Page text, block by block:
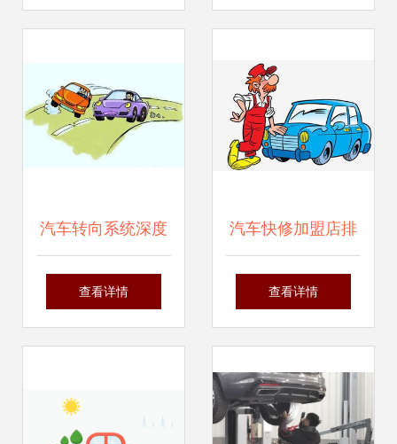
汽车转向系统深度
解析 从原理到养
查看详情
汽车快修加盟店排
名揭秘 车主如何精
查看详情